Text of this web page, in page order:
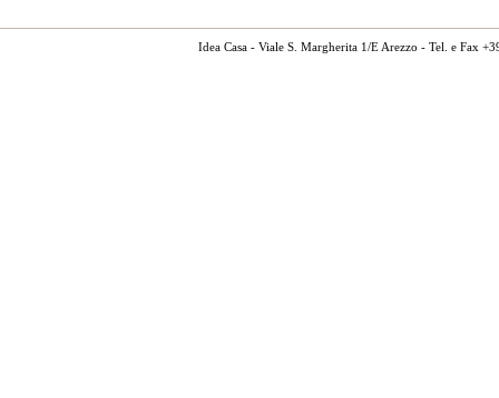
Idea Casa - Viale S. Margherita 1/E Arezzo - Tel. e Fax